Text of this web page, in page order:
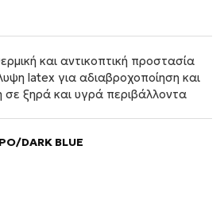
και αντικοπτική προστασία
latex για αδιαβροχοποίηση και
σε ξηρά και υγρά περιβάλλοντα
DARK BLUE